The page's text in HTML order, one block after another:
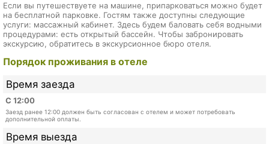
Если вы путешествуете на машине, припарковаться можно будет
на бесплатной парковке. Гостям также доступны следующие
услуги: массажный кабинет. Здесь будем баловать себя водными
процедурами: есть открытый бассейн. Чтобы забронировать
экскурсию, обратитесь в экскурсионное бюро отеля.
Порядок проживания в отеле
Время заезда
С 12:00
Заезд ранее 12:00 должен быть согласован с отелем и может потребовать
дополнительной оплаты.
Время выезда